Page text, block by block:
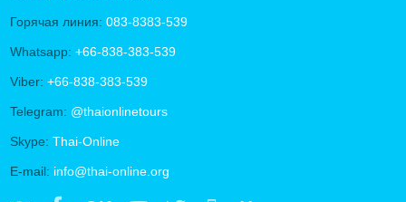
Горячая линия: 083-8383-539
Whatsapp: +66-838-383-539
Viber: +66-838-383-539
Telegram: @thaionlinetours
Skype: Thai-Online
E-mail: info@thai-online.org